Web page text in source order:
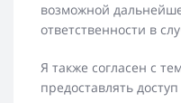
возможной
ответственности в
Я также согласен с
предоставлять